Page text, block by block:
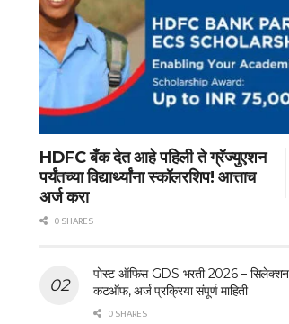
HDFC बँक देत आहे पहिली ते ग्रॅज्युएशन
पर्यंतच्या विद्यार्थ्यांना स्कॉलरशिप! आत्ताच
अर्ज करा
0 SHARES
पोस्ट ऑफिस GDS भरती 2026 –
कटऑफ, अर्ज प्रक्रिया संपूर्ण माहिती
0 SHARES